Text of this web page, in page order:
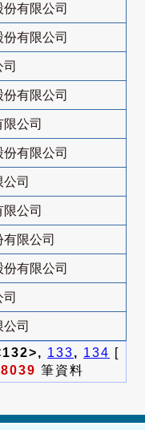
有限公司
有限公司
有限公司
公司
有限公司
司
公司
限公司
有限公司
司
133, 134 [
8039 筆資料